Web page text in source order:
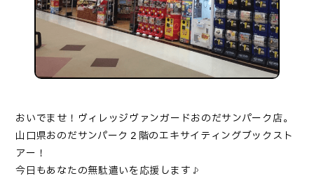
おいでませ！ヴィレッジヴァンガードおのだサンパーク店。
山口県おのだサンパーク２階のエキサイティングブックスト
アー！
今日もあなたの無駄遣いを応援します♪